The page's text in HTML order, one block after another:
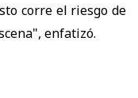
corre el riesgo de
enfatizó.